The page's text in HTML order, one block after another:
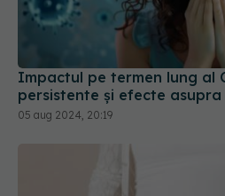
Impactul pe termen lung al
persistente și efecte asupra
05 aug 2024, 20:19